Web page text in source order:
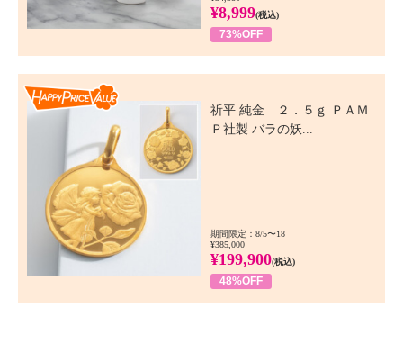
¥8,999(税込)
73%OFF
祈平 純金 ２．５ｇ ＰＡＭ
Ｐ社製 バラの妖...
期間限定：8/5〜18
¥385,000
¥199,900(税込)
48%OFF